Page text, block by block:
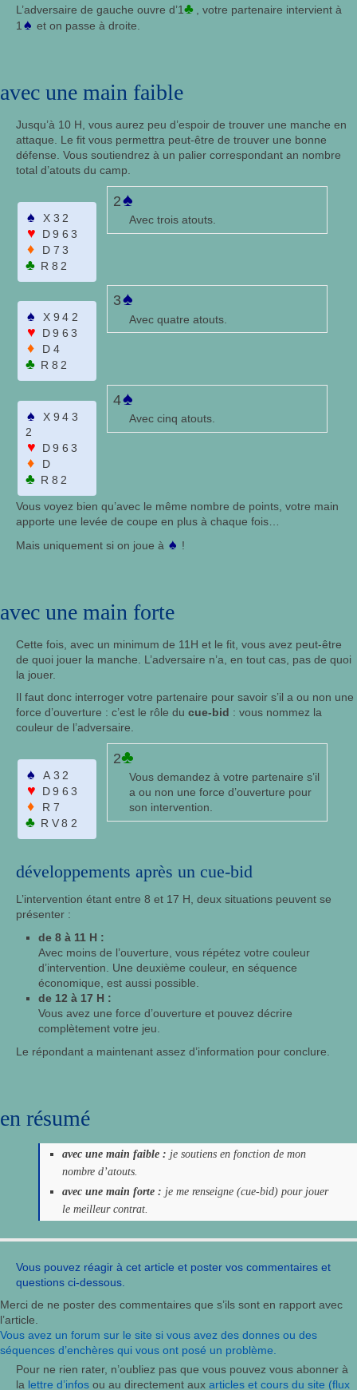
L’adversaire de gauche ouvre d’1♣ , votre partenaire intervient à
1♠ et on passe à droite.
avec une main faible
Jusqu’à 10 H, vous aurez peu d’espoir de trouver une manche en
attaque. Le fit vous permettra peut-être de trouver une bonne
défense. Vous soutiendrez à un palier correspondant an nombre
total d’atouts du camp.
♠ X32
♥ D963
♦ D73
♣ R82
2♠
Avec trois atouts.
♠ X942
♥ D963
♦ D4
♣ R82
3♠
Avec quatre atouts.
♠
X943
2
♥ D963
♦ D
♣ R82
4♠
Avec cinq atouts.
Vous voyez bien qu’avec le même nombre de points, votre main
apporte une levée de coupe en plus à chaque fois…
Mais uniquement si on joue à ♠ !
avec une main forte
Cette fois, avec un minimum de 11H et le fit, vous avez peut-être
de quoi jouer la manche. L’adversaire n’a, en tout cas, pas de quoi
la jouer.
Il faut donc interroger votre partenaire pour savoir s’il a ou non une
force d’ouverture : c’est le rôle du cue-bid : vous nommez la
couleur de l’adversaire.
♠ A32
♥ D963
♦ R7
♣ RV82
2♣
Vous demandez à votre partenaire s’il
a ou non une force d’ouverture pour
son intervention.
développements après un cue-bid
L’intervention étant entre 8 et 17 H, deux situations peuvent se
présenter :
de 8 à 11 H :
Avec moins de l’ouverture, vous répétez votre couleur
d’intervention. Une deuxième couleur, en séquence
économique, est aussi possible.
de 12 à 17 H :
Vous avez une force d’ouverture et pouvez décrire
complètement votre jeu.
Le répondant a maintenant assez d’information pour conclure.
en résumé
avec une main faible : je soutiens en fonction de mon
nombre d’atouts.
avec une main forte : je me renseigne (cue-bid) pour jouer
le meilleur contrat.
Vous pouvez réagir à cet article et poster vos commentaires et
questions ci-dessous.
Merci de ne poster des commentaires que s’ils sont en rapport avec
l’article.
Vous avez un forum sur le site si vous avez des donnes ou des
séquences d’enchères qui vous ont posé un problème.
Pour ne rien rater, n’oubliez pas que vous pouvez vous abonner à
la lettre d’infos ou au directement aux articles et cours du site (flux